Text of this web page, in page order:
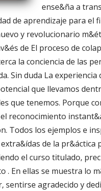
ense&ña a
de aprendizaje para el
y revolucionario
de El proceso de
la conciencia de las
Sin duda La
que llevamos
que tenemos. Porque
reconocimiento
Todos los ejemplos e
de la
el curso titulado,
. En ellas se muestra lo
sentirse agradecido y